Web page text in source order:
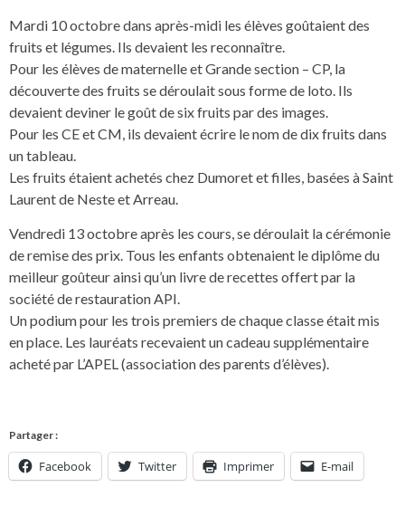
Mardi 10 octobre dans après-midi les élèves goûtaient des
fruits et légumes. Ils devaient les reconnaître.
Pour les élèves de maternelle et Grande section – CP, la
découverte des fruits se déroulait sous forme de loto. Ils
devaient deviner le goût de six fruits par des images.
Pour les CE et CM, ils devaient écrire le nom de dix fruits dans
un tableau.
Les fruits étaient achetés chez Dumoret et filles, basées à Saint
Laurent de Neste et Arreau.
Vendredi 13 octobre après les cours, se déroulait la cérémonie
de remise des prix. Tous les enfants obtenaient le diplôme du
meilleur goûteur ainsi qu’un livre de recettes offert par la
société de restauration API.
Un podium pour les trois premiers de chaque classe était mis
en place. Les lauréats recevaient un cadeau supplémentaire
acheté par L’APEL (association des parents d’élèves).
Partager :
Facebook Twitter Imprimer E-mail